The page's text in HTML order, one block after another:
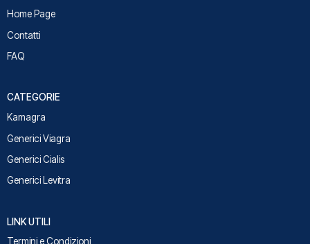
Home Page
Contatti
FAQ
CATEGORIE
Kamagra
Generici Viagra
Generici Cialis
Generici Levitra
LINK UTILI
Termini e Condizioni